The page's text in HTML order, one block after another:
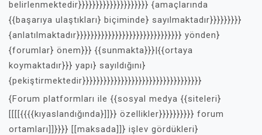
belirlenmektedir}}}}}}}}}}}}}}}}}}}} {amaçlarında
{{başarıya ulaştıkları} biçiminde} sayılmaktadır}}}}}}}}}
{anlatılmaktadır}}}}}}}}}}}}}}}}}}}}}}}}}}}}}} yönden}
{forumlar} önem}}} {{sunmakta}}}|{{ortaya
koymaktadır}}} yapı} sayıldığını}
{pekiştirmektedir}}}}}}}}}}}}}}}}}}}}}}}}}}}}}}}}}}
{Forum platformları ile {{sosyal medya {{siteleri}
[[[[{{{{kıyaslandığında}]]}} özellikler}}}}}}}}}} forum
ortamları]]}}}} [[maksada]]} işlev gördükleri}